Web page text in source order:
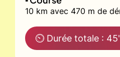
10 km avec 470 m de
⏲ Durée totale :